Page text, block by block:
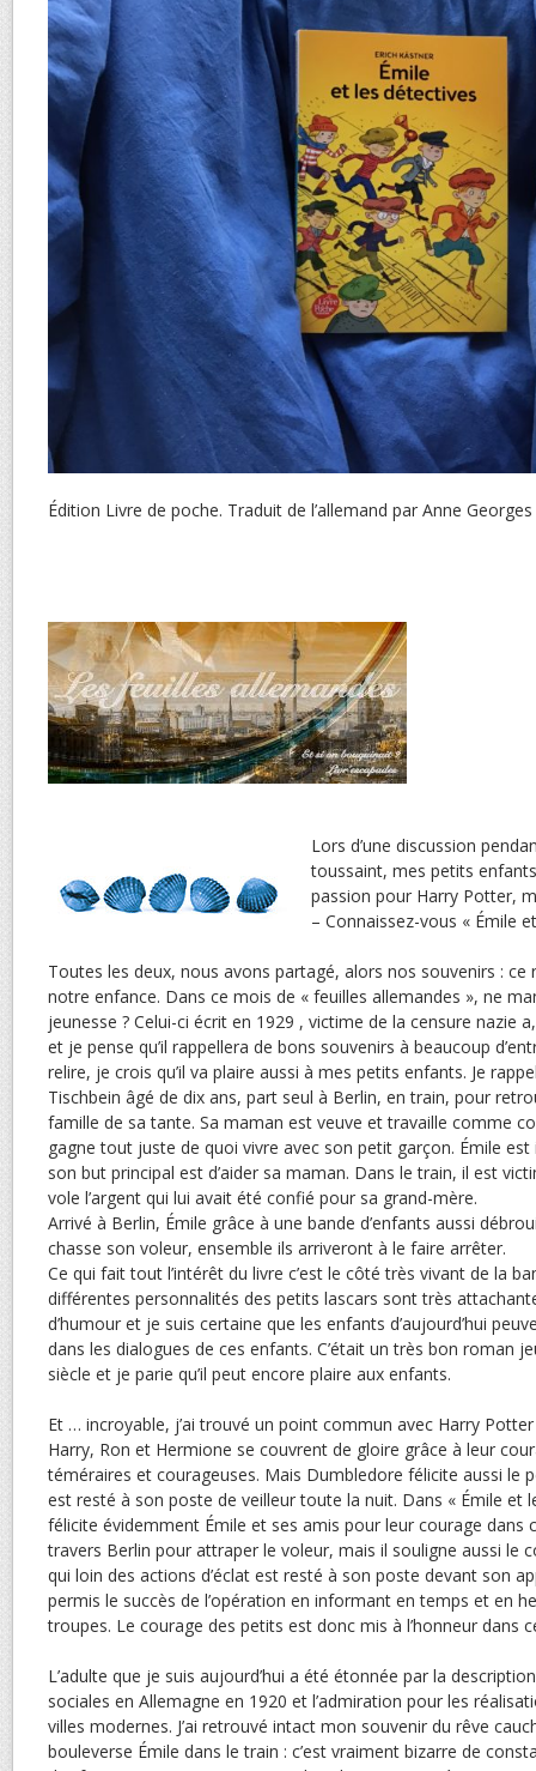
Édition Livre de poche. Traduit de l’allemand par Anne Georges
Lors d’une discussion
toussaint, mes petits
passion pour Harry Potter,
– Connaissez-vous « Émile
Toutes les deux, nous avons partagé, alors nos souvenirs :
notre enfance. Dans ce mois de « feuilles allemandes », ne
jeunesse ? Celui-ci écrit en 1929 , victime de la censure nazie
et je pense qu’il rappellera de bons souvenirs à beaucoup
relire, je crois qu’il va plaire aussi à mes petits enfants. Je
Tischbein âgé de dix ans, part seul à Berlin, en train, pour
famille de sa tante. Sa maman est veuve et travaille comme
gagne tout juste de quoi vivre avec son petit garçon. Émile
son but principal est d’aider sa maman. Dans le train, il est
vole l’argent qui lui avait été confié pour sa grand-mère.
Arrivé à Berlin, Émile grâce à une bande d’enfants aussi
chasse son voleur, ensemble ils arriveront à le faire arrêter.
Ce qui fait tout l’intérêt du livre c’est le côté très vivant de la
différentes personnalités des petits lascars sont très
d’humour et je suis certaine que les enfants d’aujourd’hui
dans les dialogues de ces enfants. C’était un très bon roman
siècle et je parie qu’il peut encore plaire aux enfants.
Et … incroyable, j’ai trouvé un point commun avec Harry
Harry, Ron et Hermione se couvrent de gloire grâce à leur
téméraires et courageuses. Mais Dumbledore félicite aussi le
est resté à son poste de veilleur toute la nuit. Dans « Émile et
félicite évidemment Émile et ses amis pour leur courage dans
travers Berlin pour attraper le voleur, mais il souligne aussi le
qui loin des actions d’éclat est resté à son poste devant son
permis le succès de l’opération en informant en temps et en
troupes. Le courage des petits est donc mis à l’honneur dans
L’adulte que je suis aujourd’hui a été étonnée par la
sociales en Allemagne en 1920 et l’admiration pour les
villes modernes. J’ai retrouvé intact mon souvenir du rêve
bouleverse Émile dans le train : c’est vraiment bizarre de